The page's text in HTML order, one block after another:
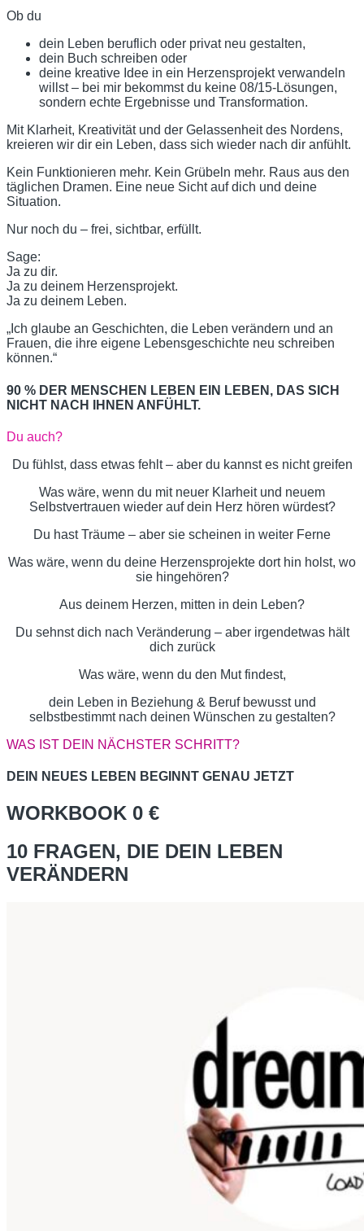
Ob du
dein Leben beruflich oder privat neu gestalten,
dein Buch schreiben oder
deine kreative Idee in ein Herzensprojekt verwandeln
willst – bei mir bekommst du keine 08/15-Lösungen,
sondern echte Ergebnisse und Transformation.
Mit Klarheit, Kreativität und der Gelassenheit des Nordens,
kreieren wir dir ein Leben, dass sich wieder nach dir anfühlt.
Kein Funktionieren mehr. Kein Grübeln mehr. Raus aus den
täglichen Dramen. Eine neue Sicht auf dich und deine
Situation.
Nur noch du – frei, sichtbar, erfüllt.
Sage:
Ja zu dir.
Ja zu deinem Herzensprojekt.
Ja zu deinem Leben.
„Ich glaube an Geschichten, die Leben verändern und an
Frauen, die ihre eigene Lebensgeschichte neu schreiben
können.“
90 % DER MENSCHEN LEBEN EIN LEBEN, DAS SICH
NICHT NACH IHNEN ANFÜHLT.
Du auch?
Du fühlst, dass etwas fehlt – aber du kannst es nicht greifen
Was wäre, wenn du mit neuer Klarheit und neuem
Selbstvertrauen wieder auf dein Herz hören würdest?
Du hast Träume – aber sie scheinen in weiter Ferne
Was wäre, wenn du deine Herzensprojekte dort hin holst, wo
sie hingehören?
Aus deinem Herzen, mitten in dein Leben?
Du sehnst dich nach Veränderung – aber irgendetwas hält
dich zurück
Was wäre, wenn du den Mut findest,
dein Leben in Beziehung & Beruf bewusst und
selbstbestimmt nach deinen Wünschen zu gestalten?
WAS IST DEIN NÄCHSTER SCHRITT?
DEIN NEUES LEBEN BEGINNT GENAU JETZT
WORKBOOK 0 €
10 FRAGEN, DIE DEIN LEBEN
VERÄNDERN